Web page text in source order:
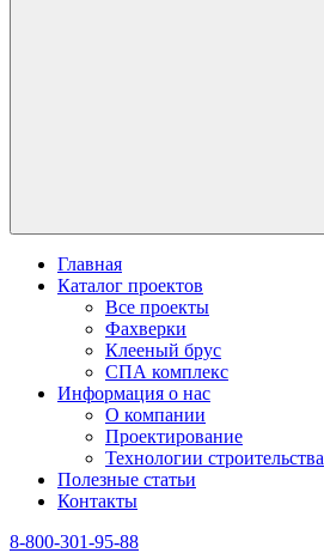
Главная
Каталог проектов
Все проекты
Фахверки
Клееный брус
СПА комплекс
Информация о нас
О компании
Проектирование
Технологии строительства
Полезные статьи
Контакты
8-800-301-95-88